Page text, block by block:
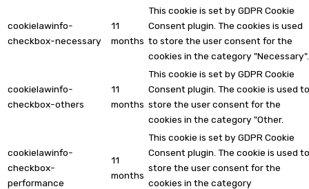
cookielawinfo-
checkbox-necessary
11
months
This cookie is set by GDPR Cookie
Consent plugin. The cookies is used
to store the user consent for the
cookies in the category "Necessary".
cookielawinfo-
checkbox-others
11
months
This cookie is set by GDPR Cookie
Consent plugin. The cookie is used to
store the user consent for the
cookies in the category "Other.
cookielawinfo-
checkbox-
performance
11
months
This cookie is set by GDPR Cookie
Consent plugin. The cookie is used to
store the user consent for the
cookies in the category